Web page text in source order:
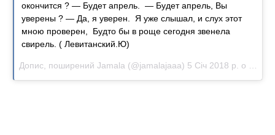
окончится ? — Будет апрель. — Будет апрель, Вы
уверены ? — Да, я уверен. Я уже слышал, и слух этот
мною проверен, Будто бы в роще сегодня звенела
свирель. ( Левитанский.Ю)
Допис, поширений Jamala (@jamalajaaa) 5 Січ 2018 р. о 12:41 PST